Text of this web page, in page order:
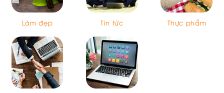
Làm đẹp Tin tức Thực phẩm